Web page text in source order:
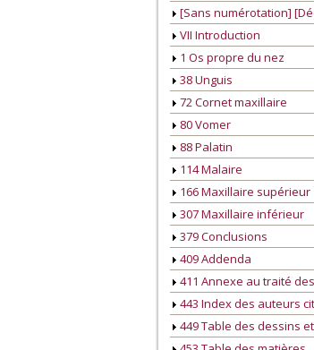
[Sans numérotation]
VII Introduction
1 Os propre du nez
38 Unguis
72 Cornet maxillaire
80 Vomer
88 Palatin
114 Malaire
166 Maxillaire supérieur
307 Maxillaire inférieur
379 Conclusions
409 Addenda
411 Annexe au traité
443 Index des auteurs
449 Table des dessins